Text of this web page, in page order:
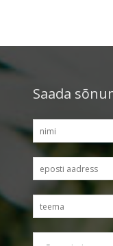
Saada